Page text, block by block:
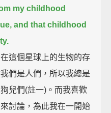
my childhood
and that childhood
這個星球上的生物的存
們是人們，所以我總是
兒們(註一)。而我喜歡
討論，為此我在一開始